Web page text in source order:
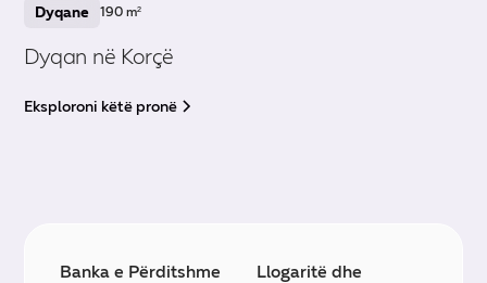
Dyqane 190 m²
Dyqan në Korçë
Eksploroni këtë pronë
Banka e Përditshme
Llogaritë dhe